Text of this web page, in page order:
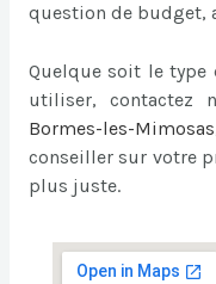
question de budget,
Quelque soit le type
utiliser, contactez
Bormes-les-Mimosas
conseiller sur votre
plus juste.